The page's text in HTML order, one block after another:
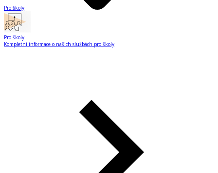
Pro školy
Pro školy
Kompletní informace o našich službách pro školy